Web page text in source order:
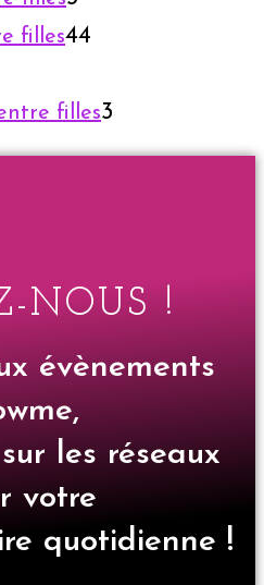
filles44
filles3
NOUS !
évènements
les réseaux
votre
quotidienne !